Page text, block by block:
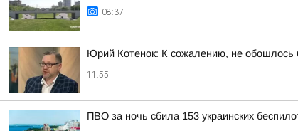
08:37
Юрий Котенок: К сожалению, не обошлось
11:55
ПВО за ночь сбила 153 украинских